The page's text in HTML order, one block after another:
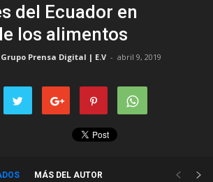
del Ecuador en
los alimentos
Prensa Digital | E.V - abril 9, 2019
MÁS DEL AUTOR